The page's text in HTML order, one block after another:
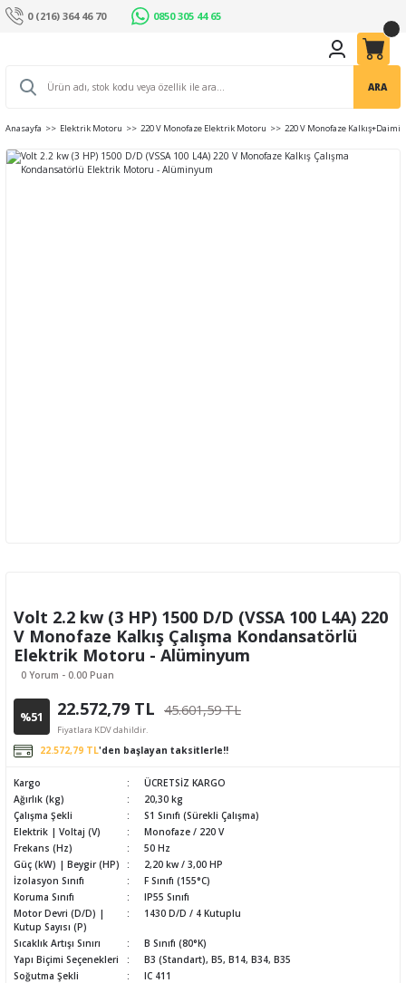
0 (216) 364 46 70 0850 305 44 65
ARA
Anasayfa Elektrik Motoru 220 V Monofaze Elektrik Motoru 220 V Monofaze
Volt 2.2 kw (3 HP) 1500 D/D (VSSA 100 L4A) 220
V Monofaze Kalkış Çalışma Kondansatörlü
Elektrik Motoru - Alüminyum
0 Yorum - 0.00 Puan
%51 22.572,79 TL 45.601,59 TL
Fiyatlara KDV dahildir.
22.572,79 TL'den başlayan taksitlerle!!
Kargo
ÜCRETSİZ KARGO
Ağırlık (kg)
20,30 kg
Çalışma Şekli
S1 Sınıfı (Sürekli Çalışma)
Elektrik | Voltaj (V)
Monofaze / 220 V
Frekans (Hz)
50 Hz
Güç (kW) | Beygir (HP)
2,20 kw / 3,00 HP
İzolasyon Sınıfı
F Sınıfı (155°C)
Koruma Sınıfı
IP55 Sınıfı
Motor Devri (D/D) |
Kutup Sayısı (P)
1430 D/D / 4 Kutuplu
Sıcaklık Artışı Sınırı
B Sınıfı (80°K)
Yapı Biçimi Seçenekleri
B3 (Standart), B5, B14, B34, B35
Soğutma Şekli
IC 411